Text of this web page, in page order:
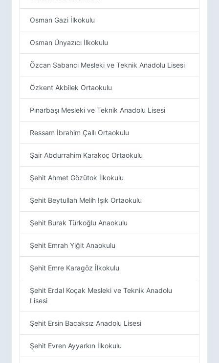
Osman Gazi İlkokulu
Osman Ünyazıcı İlkokulu
Özcan Sabancı Mesleki ve Teknik Anadolu Lisesi
Özkent Akbilek Ortaokulu
Pınarbaşı Mesleki ve Teknik Anadolu Lisesi
Ressam İbrahim Çallı Ortaokulu
Şair Abdurrahim Karakoç Ortaokulu
Şehit Ahmet Gözütok İlkokulu
Şehit Beytullah Melih Işık Ortaokulu
Şehit Burak Türkoğlu Anaokulu
Şehit Emrah Yiğit Anaokulu
Şehit Emre Karagöz İlkokulu
Şehit Erdal Koçak Mesleki ve Teknik Anadolu
Lisesi
Şehit Ersin Bacaksız Anadolu Lisesi
Şehit Evren Ayyarkın İlkokulu